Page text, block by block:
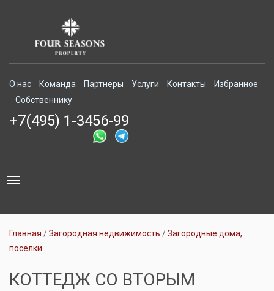
О нас Команда Партнеры Услуги Контакты
Избранное
Собственнику
+7(495) 1-3456-99
Toggle
Главная Загородная недвижимость
Загородные дома,
поселки
КОТТЕДЖ СО ВТОРЫМ